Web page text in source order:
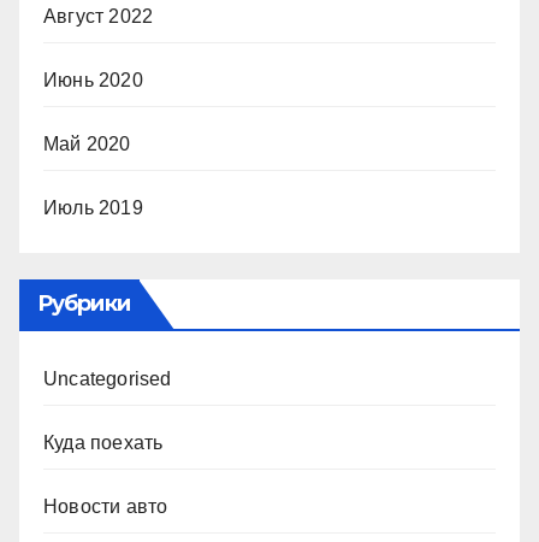
Август 2022
Июнь 2020
Май 2020
Июль 2019
Рубрики
Uncategorised
Куда поехать
Новости авто